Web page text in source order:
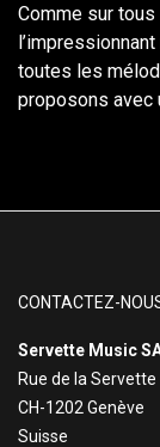
Comme sur
toutes les
proposons avec
CONTACTEZ-
Servette Music
Rue de la Servette
CH-1202 Genève
Suisse